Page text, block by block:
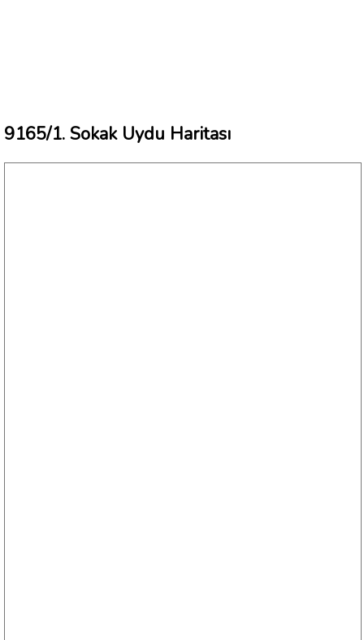
9165/1. Sokak Uydu Haritası